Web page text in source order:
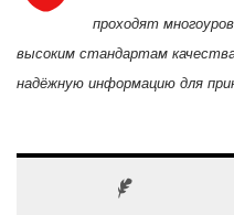
проходят
высоким стандартам
надёжную информацию для